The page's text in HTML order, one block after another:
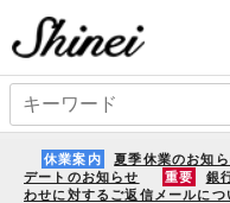
休業案内 夏季休業のお知
デートのお知らせ
重要 銀
わせに対するご返信メールにつ